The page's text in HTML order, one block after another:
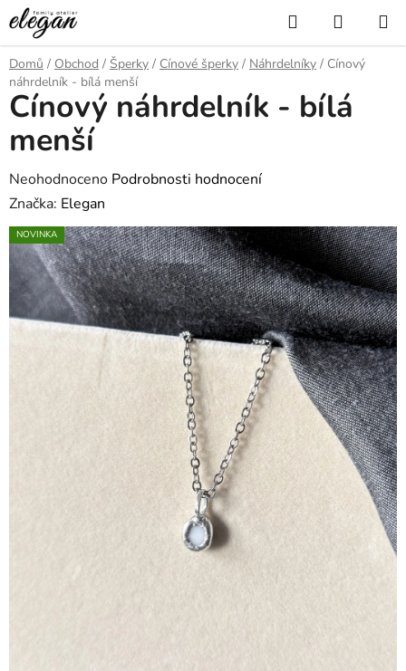
Přejít
na
obsah
Hledat
KOŠÍK
Domů / Obchod / Šperky / Cínové šperky / Náhrdelníky / Cínový
náhrdelník - bílá menší
Cínový náhrdelník - bílá
menší
Průměrné
hodnocení
produktu
je
0,0
5
Neohodnoceno Podrobnosti hodnocení
Značka: Elegan
NOVINKA